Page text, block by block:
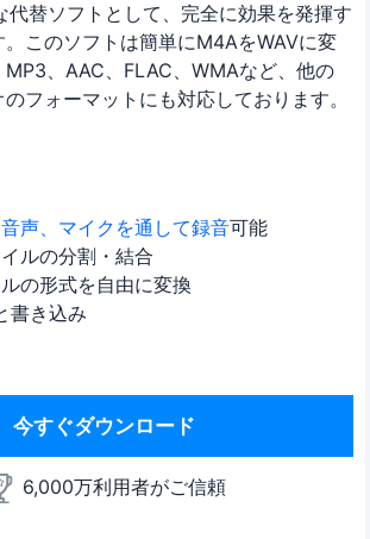
替ソフトとして、完全に効果を発揮す
。このソフトは簡単にM4AをWAVに変
、AAC、FLAC、WMAなど、他の
フォーマットにも対応しております。
声、マイクを通して録音可能
ルの分割・結合
の形式を自由に変換
書き込み
今すぐダウンロード
6,000万利用者がご信頼